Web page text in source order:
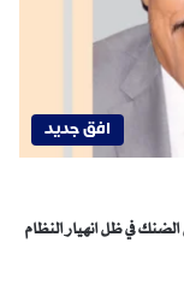
افق جديد
في ظل انهيار النظام